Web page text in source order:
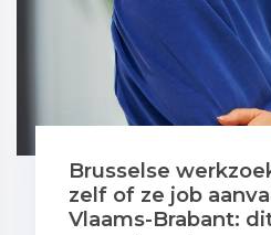
Brusselse
zelf of ze job
Vlaams-Brabant: